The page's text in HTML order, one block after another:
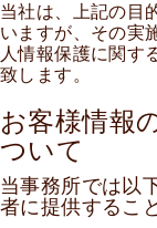
当社は、上記の目
いますが、その実
人情報保護に関す
致します。
お客様情報
ついて
当事務所では以
者に提供するこ